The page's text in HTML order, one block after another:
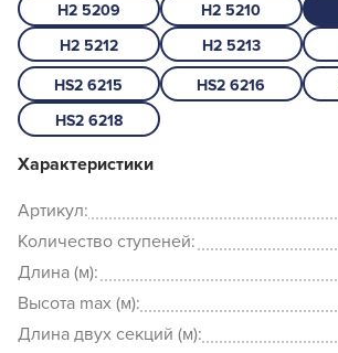
H2 5209
H2 5210
H2 5212
H2 5213
HS2 6215 HS2 6216
HS2 6218
Характеристики
Артикул:
Количество ступеней:
Длина (м):
Высота max (м):
Длина двух секций (м):